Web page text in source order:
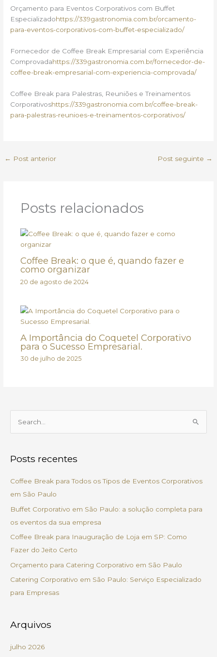
Orçamento para Eventos Corporativos com Buffet
Especializadohttps://339gastronomia.com.br/orcamento-
para-eventos-corporativos-com-buffet-especializado/
Fornecedor de Coffee Break Empresarial com Experiência
Comprovadahttps://339gastronomia.com.br/fornecedor-de-
coffee-break-empresarial-com-experiencia-comprovada/
Coffee Break para Palestras, Reuniões e Treinamentos
Corporativoshttps://339gastronomia.com.br/coffee-break-
para-palestras-reunioes-e-treinamentos-corporativos/
← Post anterior Post seguinte →
Posts relacionados
Coffee Break: o que é, quando fazer e
como organizar
20 de agosto de 2024
A Importância do Coquetel Corporativo
para o Sucesso Empresarial.
30 de julho de 2025
q
p
o
r
:
Posts recentes
Coffee Break para Todos os Tipos de Eventos Corporativos
em São Paulo
Buffet Corporativo em São Paulo: a solução completa para
os eventos da sua empresa
Coffee Break para Inauguração de Loja em SP: Como
Fazer do Jeito Certo
Orçamento para Catering Corporativo em São Paulo
Catering Corporativo em São Paulo: Serviço Especializado
para Empresas
Arquivos
julho 2026